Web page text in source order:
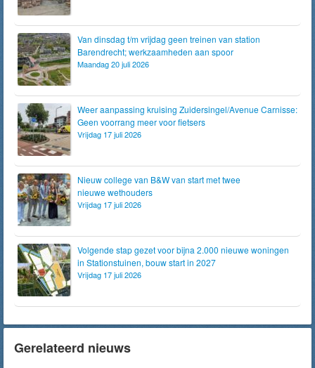
Van dinsdag t/m vrijdag geen treinen van station
Barendrecht; werkzaamheden aan spoor
Maandag 20 juli 2026
Weer aanpassing kruising Zuidersingel/Avenue Carnisse:
Geen voorrang meer voor fietsers
Vrijdag 17 juli 2026
Nieuw college van B&W van start met twee
nieuwe wethouders
Vrijdag 17 juli 2026
Volgende stap gezet voor bijna 2.000 nieuwe woningen
in Stationstuinen, bouw start in 2027
Vrijdag 17 juli 2026
Gerelateerd nieuws